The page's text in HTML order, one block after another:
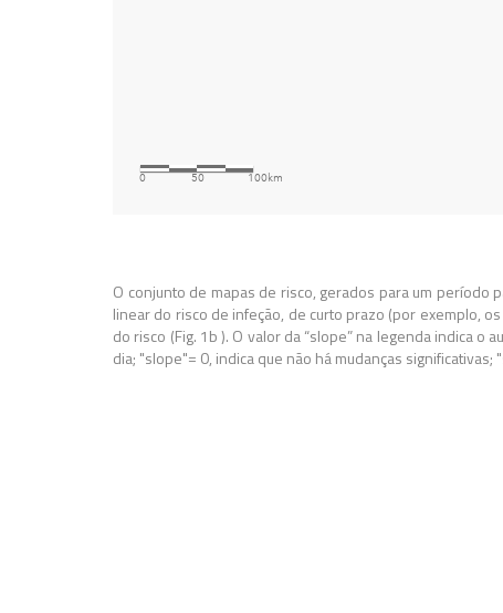
O conjunto de mapas de risco, gerados para um
linear do risco de infeção, de curto prazo (por exemplo,
do risco (Fig. 1b ). O valor da “slope” na legenda indica
dia; "slope"= 0, indica que não há mudanças